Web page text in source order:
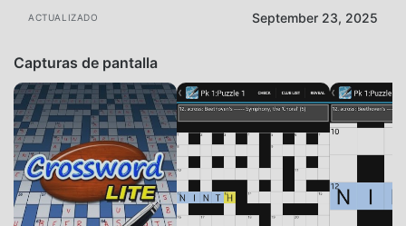
ACTUALIZADO September 23, 2025
Capturas de pantalla